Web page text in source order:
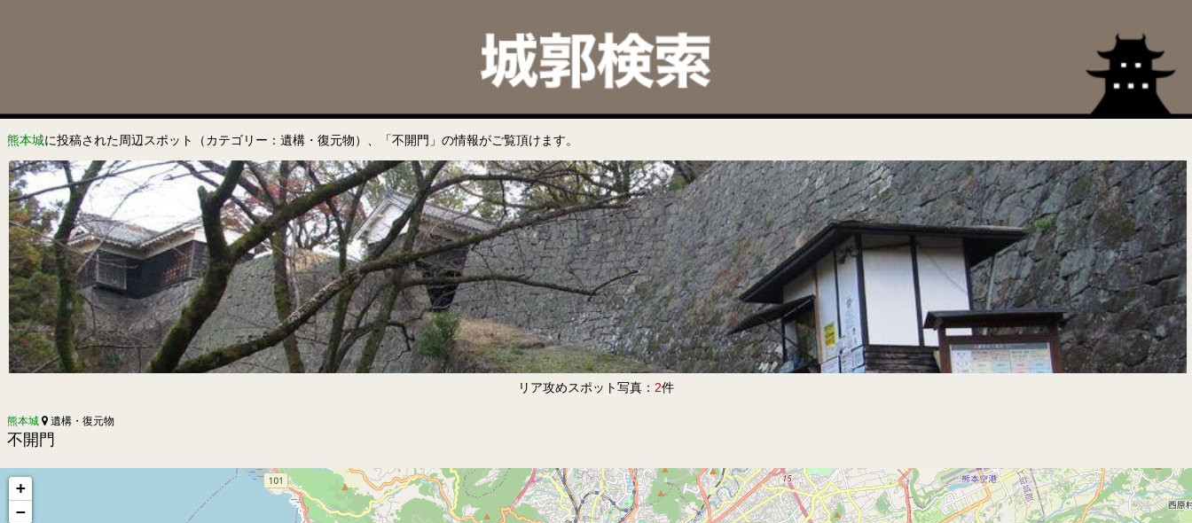
熊本城に投稿された周辺スポット（カテゴリー：遺構・復元物）、「不開門」の情報がご覧頂けます。
リア攻めスポット写真： 2件
熊本城 遺構・復元物
不開門
+
−